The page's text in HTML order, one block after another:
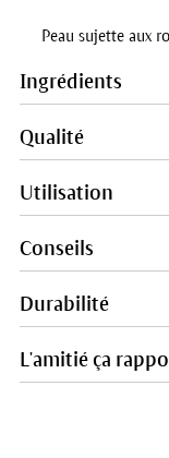
Peau sujette aux
Ingrédients
Qualité
Utilisation
Conseils
Durabilité
L'amitié ça